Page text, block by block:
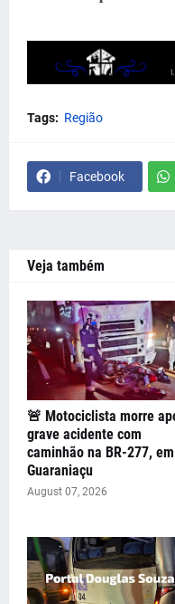
Tags: Região
Facebook
Veja também
🚨 Motociclista morre
grave acidente com
caminhão na BR-277, em
Guaraniaçu
August 07, 2026